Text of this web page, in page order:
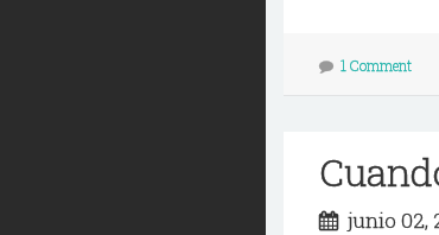
1 Comment
junio 02,